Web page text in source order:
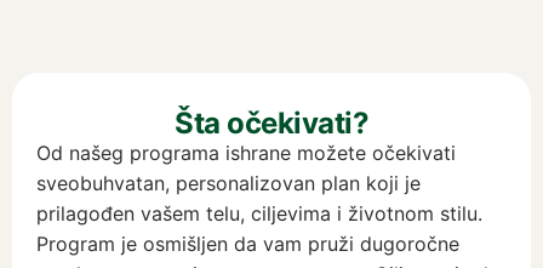
Šta očekivati?
Od našeg programa ishrane možete očekivati
sveobuhvatan, personalizovan plan koji je
prilagođen vašem telu, ciljevima i životnom stilu.
Program je osmišljen da vam pruži dugoročne